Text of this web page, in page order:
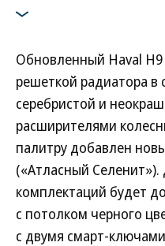
Обновленный Haval
решеткой радиатора в
серебристой и
расширителями
палитру добавлен
(«Атласный
комплектаций будет
с потолком черного
с двумя смарт-